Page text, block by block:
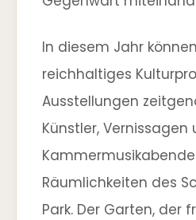
In diesem Jahr
reichhaltiges
Ausstellungen
Künstler, Vernissagen
Räumlichkeiten des
Park. Der Garten, der